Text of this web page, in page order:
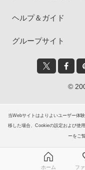
当Webサイトはよりよいユーザー体
移した場合、Cookieの設定および使
ーをご
ヘルプ＆ガイド
グループサイト
©
ホーム フ